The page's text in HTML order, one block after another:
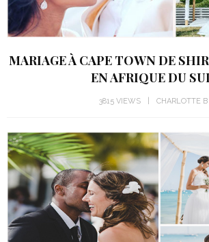
MARIAGE À CAPE TOWN DE
EN AFRIQUE DU
3815 VIEWS CHARLOTTE B